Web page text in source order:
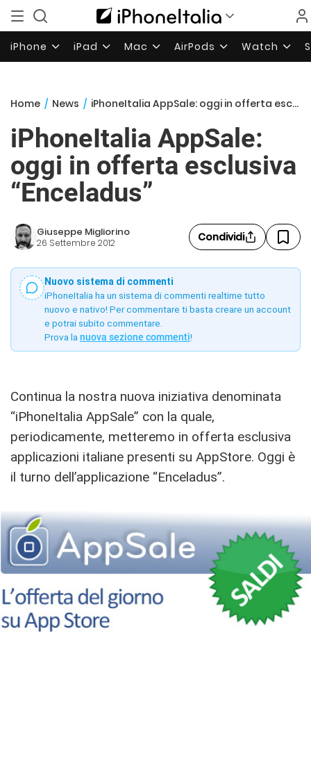
iPhone iPad Mac AirPods Watch
Home / News / iPhoneItalia AppSale: oggi in offerta esclusiva “Enceladus”
iPhoneItalia AppSale:
oggi in offerta esclusiva
“Enceladus”
Giuseppe Migliorino
26 Settembre 2012 Condividi
Nuovo sistema di commenti
iPhoneItalia ha un sistema di commenti realtime tutto
nuovo e nativo! Per commentare ti basta creare un account
e potrai subito commentare.
Prova la nuova sezione commenti!
Continua la nostra nuova iniziativa denominata
“iPhoneItalia AppSale” con la quale,
periodicamente, metteremo in offerta esclusiva
applicazioni italiane presenti su AppStore. Oggi è
il turno dell’applicazione “Enceladus”.